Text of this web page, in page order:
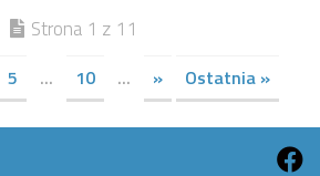
Strona 1 z 11
5 ... 10 ... » Ostatnia »